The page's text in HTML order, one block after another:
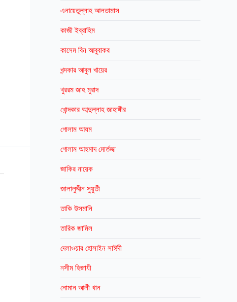
এনায়েতুল্লাহ আলতামাস
কাজী ইব্রাহিম
কাসেম বিন আবুবাকর
খন্দকার আবুল খায়ের
খুররম জাহ মুরাদ
খোন্দকার আব্দুল্লাহ জাহাঙ্গীর
গোলাম আযম
গোলাম আহমাদ মোর্তজা
জাকির নায়েক
জালালুদ্দীন সুয়ুতী
তাকি উসমানি
তারিক জামিল
দেলাওয়ার হোসাইন সাঈদী
নসীম হিজাযী
নোমান আলী খান